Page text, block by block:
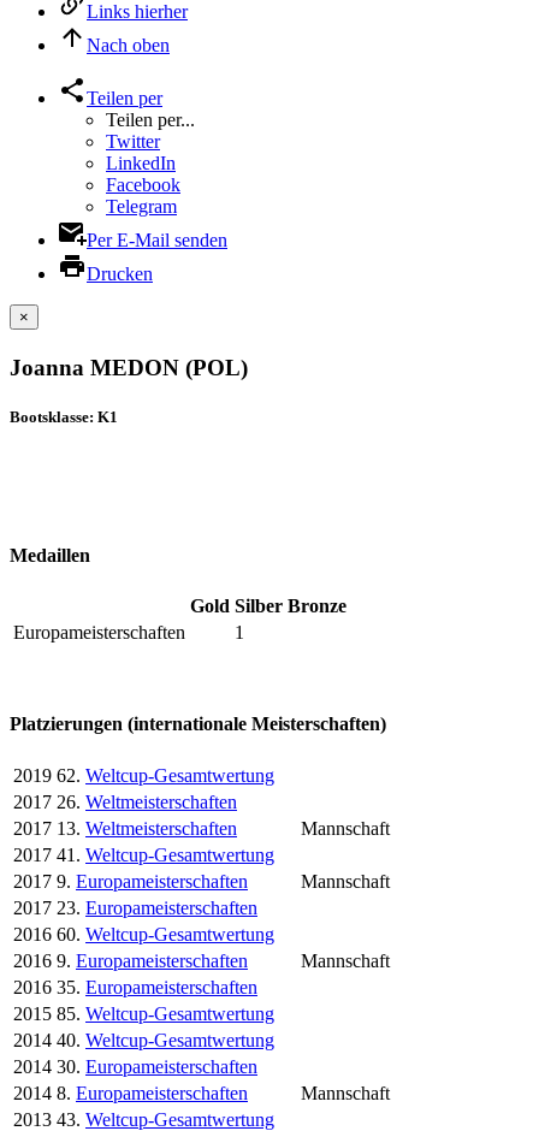
Links hierher
Nach oben
Teilen per
Teilen per...
Twitter
LinkedIn
Facebook
Telegram
Per E-Mail senden
Drucken
×
Joanna MEDON (POL)
Bootsklasse: K1
Medaillen
Gold Silber Bronze
Europameisterschaften
1
Platzierungen (internationale Meisterschaften)
2019 62. Weltcup-Gesamtwertung
2017 26. Weltmeisterschaften
2017 13. Weltmeisterschaften
Mannschaft
2017 41. Weltcup-Gesamtwertung
2017 9. Europameisterschaften
Mannschaft
2017 23. Europameisterschaften
2016 60. Weltcup-Gesamtwertung
2016 9. Europameisterschaften
Mannschaft
2016 35. Europameisterschaften
2015 85. Weltcup-Gesamtwertung
2014 40. Weltcup-Gesamtwertung
2014 30. Europameisterschaften
2014 8. Europameisterschaften
Mannschaft
2013 43. Weltcup-Gesamtwertung